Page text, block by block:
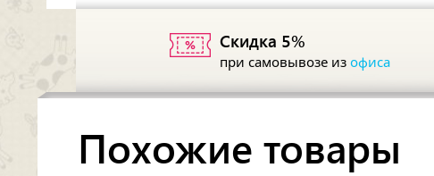
Скидка 5%
при самовывозе изофиса
Похожие товары